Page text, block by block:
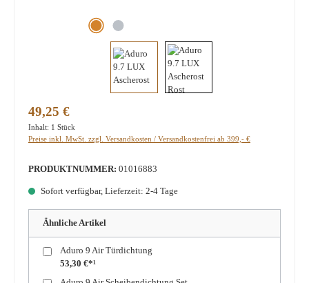
Regulärer Preis:
49,25 €
Inhalt: 1 Stück
Preise inkl. MwSt. zzgl. Versandkosten / Versandkostenfrei ab 399,- €
PRODUKTNUMMER: 01016883
Sofort verfügbar, Lieferzeit: 2-4 Tage
Ähnliche Artikel
Aduro 9 Air Türdichtung
53,30 €*¹